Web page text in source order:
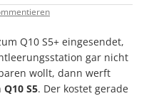
Q10 S5+ eingesendet,
gar nicht
wollt, dann werft
Q10 S5. Der kostet gerade